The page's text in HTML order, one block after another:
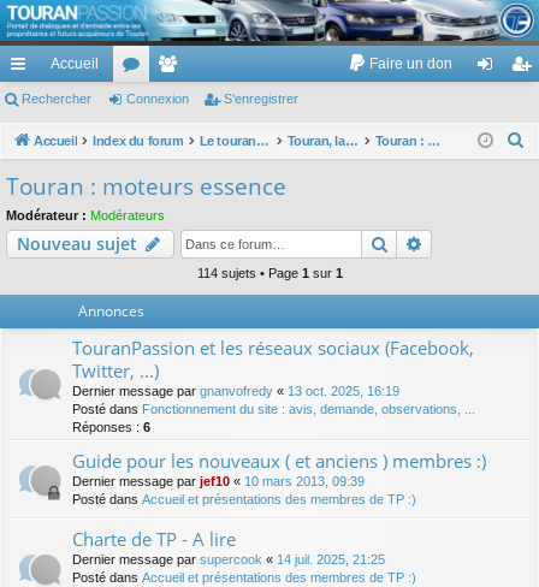
TouranPassion
Le forum des propriétaires ou futurs acquéreurs du Volkswagen Touran
cc
ès
pi
de
Accueil
or
u
e
m
Faire un don
ne nr
Rechercher Connexion S’enregistrer
Accueil Index du forum Le touran dans ses versions I (V1 V2 V3) et II ... Touran, la mécanique : moteurs, boites, transmissions, freins, direction, roues Touran : moteurs essence
c
Touran : moteurs essence
Modérateur : Modérateurs
Nouveau sujet Rechercher
114 sujets • Page 1 sur 1
Annonces
TouranPassion et les réseaux sociaux (Facebook,
Twitter, ...)
Dernier message par gnanvofredy « 13 oct. 2025, 16:19
Posté dans Fonctionnement du site : avis, demande, observations, ...
Réponses : 6
Guide pour les nouveaux ( et anciens ) membres :)
Dernier message par jef10 « 10 mars 2013, 09:39
Posté dans Accueil et présentations des membres de TP :)
Charte de TP - A lire
Dernier message par supercook « 14 juil. 2025, 21:25
Posté dans Accueil et présentations des membres de TP :)